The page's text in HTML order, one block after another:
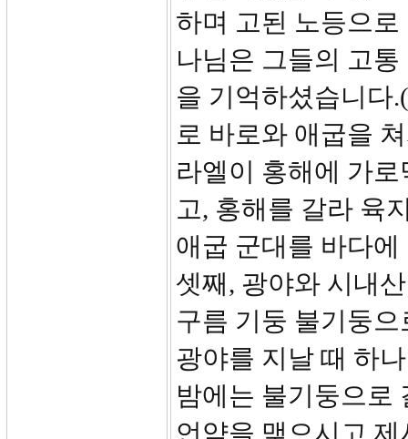
하며 고된 노등으
나님은 그들의 고
을 기억하셨습니다
로 바로와 애굽을
라엘이 홍해에 가
고, 홍해를 갈라 육
애굽 군대를 바다
셋째, 광야와 시내
구름 기둥 불기둥
광야를 지날 때 하
밤에는 불기둥으로
언약을 맺으시고